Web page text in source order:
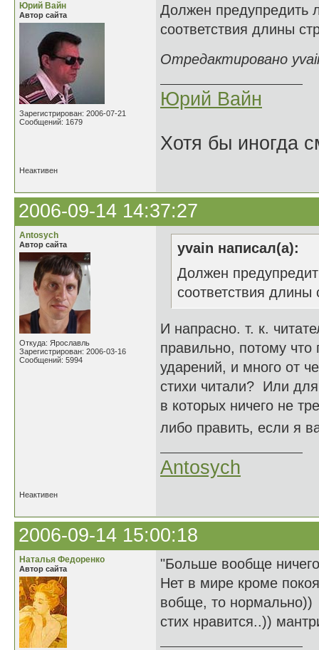
Юрий Вайн
Автор сайта
Зарегистрирован: 2006-07-21
Сообщений: 1679
Должен предупредить
соответствия длины
Отредактировано
Юрий Вайн
Хотя бы иногда
Неактивен
2006-09-14 14:37:27
Antosych
Автор сайта
Откуда: Ярославль
Зарегистрирован: 2006-03-16
Сообщений: 5994
yvain написал(а):
Должен
соответствия длины
И напрасно. т. к.
правильно, потому что
ударений, и много от
стихи читали? Или
в которых ничего не
либо править, если я
Antosych
Неактивен
2006-09-14 15:00:18
Наталья Федоренко
Автор сайта
"Больше вообще ничего
Нет в мире кроме
вобще, то нормально))
стих нравится..))